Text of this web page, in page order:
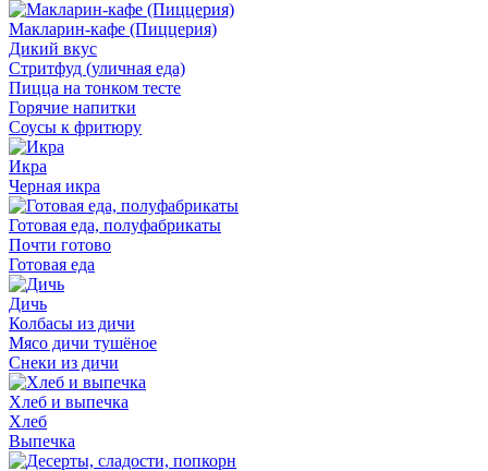
Макларин-кафе (Пиццерия)
Дикий вкус
Стритфуд (уличная еда)
Пицца на тонком тесте
Горячие напитки
Соусы к фритюру
Икра
Черная икра
Готовая еда, полуфабрикаты
Почти готово
Готовая еда
Дичь
Колбасы из дичи
Мясо дичи тушёное
Снеки из дичи
Хлеб и выпечка
Хлеб
Выпечка